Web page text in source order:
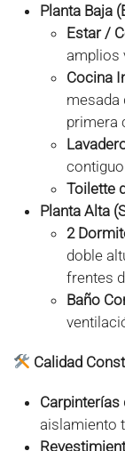
Planta Baja
Estar /
amplios
Cocina
mesada
primera
Toilette
Planta Alta
2
doble
frentes
Baño
Calidad
Carpinterías
aislamiento